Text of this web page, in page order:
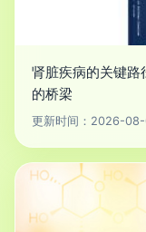
肾脏疾病的关键路
的桥梁
更新时间：2026-